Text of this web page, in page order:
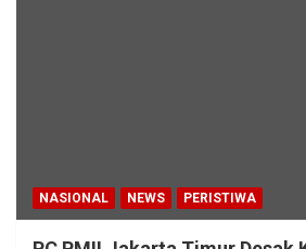
NASIONAL NEWS PERISTIWA